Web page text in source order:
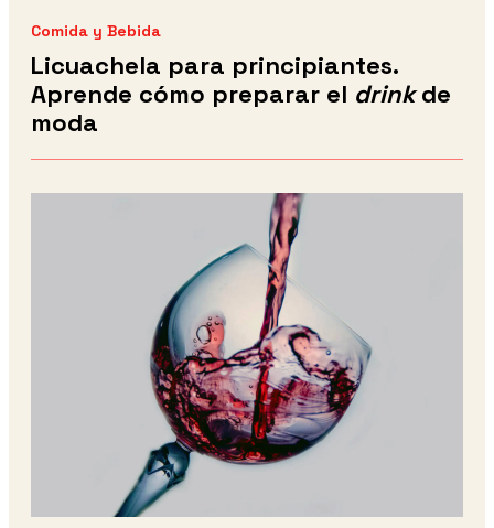
Comida y Bebida
Licuachela para principiantes.
Aprende cómo preparar el drinkde
moda